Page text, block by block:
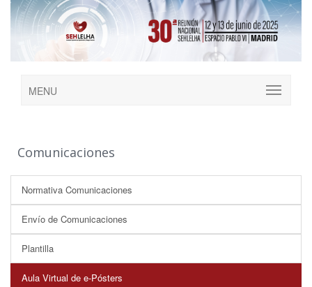
MENU
Comunicaciones
Normativa Comunicaciones
Envío de Comunicaciones
Plantilla
Aula Virtual de e-Pósters